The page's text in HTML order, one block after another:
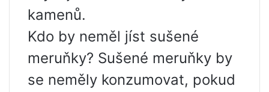
kamenů.
Kdo by neměl jíst sušené
meruňky? Sušené meruňky by
se neměly konzumovat, pokud